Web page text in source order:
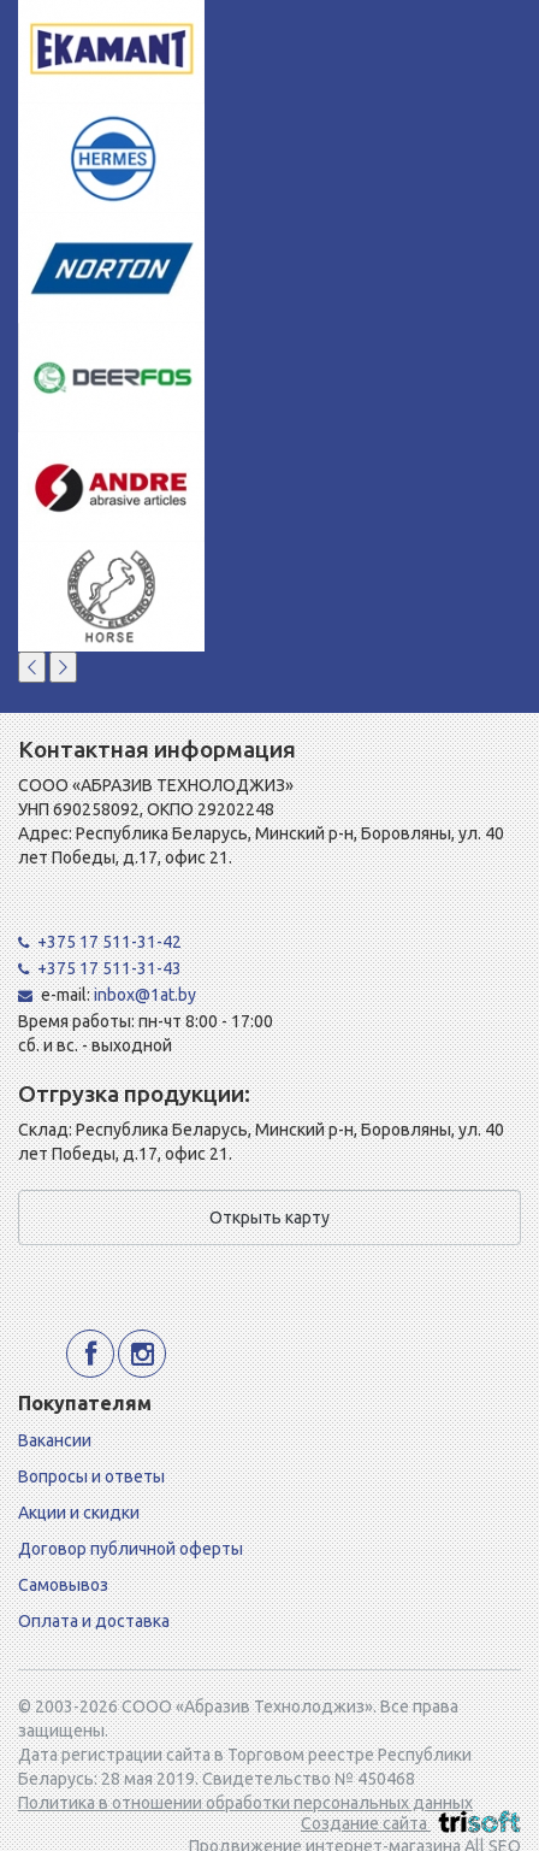
Контактная информация
СООО «АБРАЗИВ ТЕХНОЛОДЖИЗ»
УНП 690258092, ОКПО 29202248
Адрес: Республика Беларусь, Минский р-н, Боровляны, ул. 40
лет Победы, д.17, офис 21.
+375 17 511-31-42
+375 17 511-31-43
e-mail:inbox@1at.by
Время работы: пн-чт 8:00 - 17:00
сб. и вс. - выходной
Отгрузка продукции:
Склад: Республика Беларусь, Минский р-н, Боровляны, ул. 40
лет Победы, д.17, офис 21.
Открыть карту
Покупателям
Вакансии
Вопросы и ответы
Акции и скидки
Договор публичной оферты
Самовывоз
Оплата и доставка
© 2003-2026 СООО «Абразив Технолоджиз». Все права
защищены.
Дата регистрации сайта в Торговом реестре Республики
Беларусь: 28 мая 2019. Свидетельство № 450468
Политика в отношении обработки персональных данных
Создание сайта
Продвижение интернет-магазина All SEO